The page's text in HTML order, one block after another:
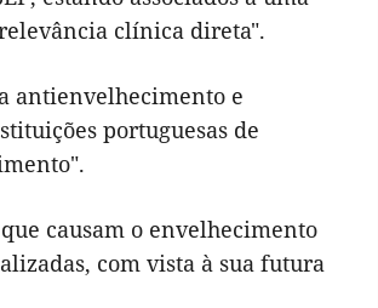
clínica direta".
antienvelhecimento e
portuguesas de
causam o envelhecimento
com vista à sua futura